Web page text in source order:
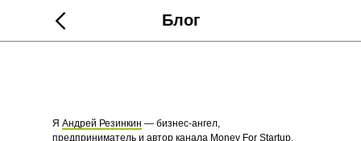
Блог
Я Андрей Резинкин — бизнес-ангел,
предприниматель и автор канала Money For Startup.